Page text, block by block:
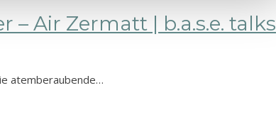
Air Zermatt | b.a.s.e. talks
atemberaubende…